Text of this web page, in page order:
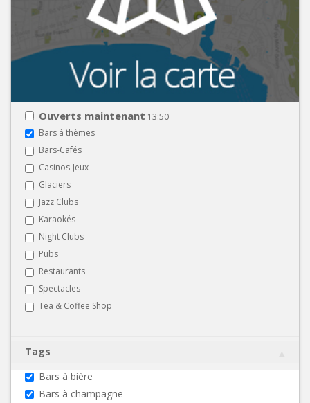
Ouverts maintenant 13:50
Bars à thèmes
Bars-Cafés
Casinos-Jeux
Glaciers
Jazz Clubs
Karaokés
Night Clubs
Pubs
Restaurants
Spectacles
Tea & Coffee Shop
Tags
Bars à bière
Bars à champagne